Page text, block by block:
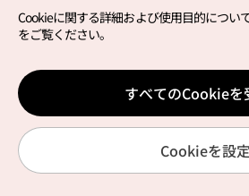
Copyright (c) Korea Tourism
サイトエラー報告公式メール
japanese@knto.or.kr
Cookieに関する詳細および使用目的につい
をご覧ください。
すべてのCookieを
Cookieを設